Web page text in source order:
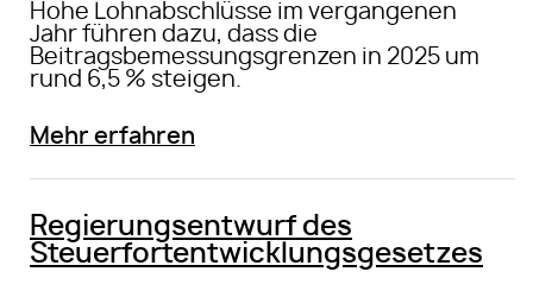
Hohe Lohnabschlüsse im vergangenen
Jahr führen dazu, dass die
Beitragsbemessungsgrenzen in 2025 um
rund 6,5 % steigen.
Mehr erfahren
Regierungsentwurf des
Steuerfortentwicklungsgesetzes